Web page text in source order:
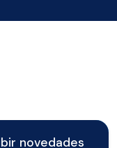
novedades